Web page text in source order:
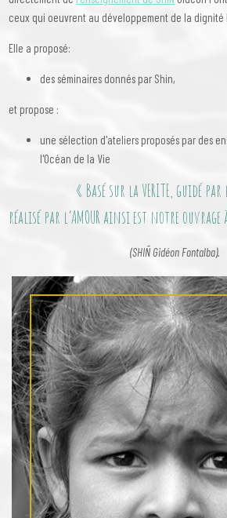
ceux qui oeuvrent au développement de la dignité
Elle a proposé:
des séminaires donnés par Shin,
et propose :
une sélection d'ateliers proposés par des
l'Océan de la Vie
« Basé sur la VERITE, guidé par la
réalisé par l’AMOUR ainsi est notre
(SHIÑ Gidéon Fontalba).